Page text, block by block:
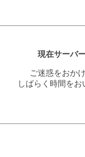
現在サーバ
ご迷惑をおか
しばらく時間を